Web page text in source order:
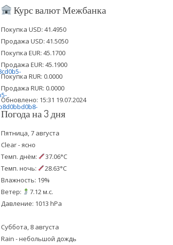
i
t
e
r
c
b
o
o
k
u
u
b
e
Курс валют Межбанка
Покупка USD: 41.4950
Продажа USD: 41.5050
Покупка EUR: 45.1700
Продажа EUR: 45.1900
Покупка RUR: 0.0000
Продажа RUR: 0.0000
Обновлено: 15:31 19.07.2024
Погода на 3 дня
Пятница, 7 августа
Clear - ясно
Темп. днём:
37.06°C
Темп. ночь:
28.63°C
Влажность: 19%
Ветер:
7.12 м.с.
Давление: 1013 hPa
Суббота, 8 августа
Rain - небольшой дождь